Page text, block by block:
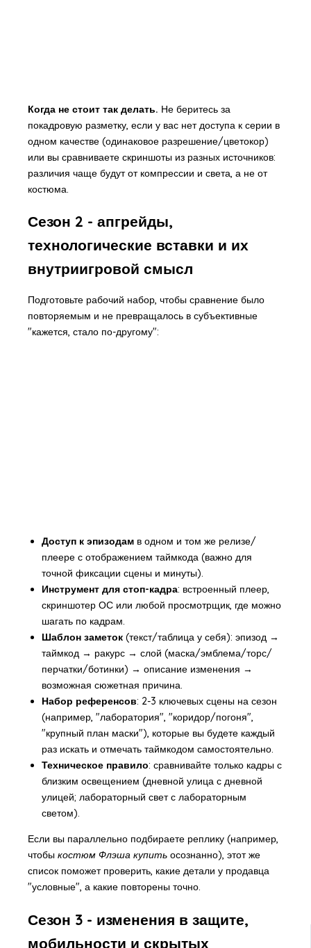
Когда не стоит так делать. Не беритесь за
покадровую разметку, если у вас нет доступа к серии в
одном качестве (одинаковое разрешение/цветокор)
или вы сравниваете скриншоты из разных источников:
различия чаще будут от компрессии и света, а не от
костюма.
Сезон 2 - апгрейды,
технологические вставки и их
внутриигровой смысл
Подготовьте рабочий набор, чтобы сравнение было
повторяемым и не превращалось в субъективные
"кажется, стало по-другому":
Доступ к эпизодамв одном и том же релизе/
плеере с отображением таймкода (важно для
точной фиксации сцены и минуты).
Инструмент для стоп-кадра: встроенный плеер,
скриншотер ОС или любой просмотрщик, где можно
шагать по кадрам.
Шаблон заметок(текст/таблица у себя): эпизод →
таймкод → ракурс → слой (маска/эмблема/торс/
перчатки/ботинки) → описание изменения →
возможная сюжетная причина.
Набор референсов: 2-3 ключевых сцены на сезон
(например, "лаборатория", "коридор/погоня",
"крупный план маски"), которые вы будете каждый
раз искать и отмечать таймкодом самостоятельно.
Техническое правило: сравнивайте только кадры с
близким освещением (дневной улица с дневной
улицей; лабораторный свет с лабораторным
светом).
Если вы параллельно подбираете реплику (например,
чтобы костюм Флэша купитьосознанно), этот же
список поможет проверить, какие детали у продавца
"условные", а какие повторены точно.
Сезон 3 - изменения в защите,
мобильности и скрытых